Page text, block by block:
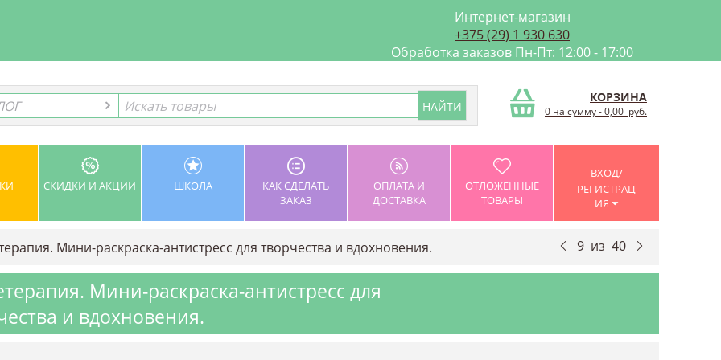
Интернет-магазин
+375 (29) 1 930 630
Обработка заказов Пн-Пт: 12:00 - 17:00
КОРЗИНА
0 на сумму-0,00 руб.
СКИДКИ И АКЦИИ ШКОЛА
КАК СДЕЛАТЬ
ЗАКАЗ
ОПЛАТА И
ДОСТАВКА
ОТЛОЖЕННЫЕ
ТОВАРЫ
ВХОД/
РЕГИСТРАЦ
ИЯ
Мини-раскраска-антистресс для творчества и вдохновения. 9 из 40
Мини-раскраска-антистресс для
и вдохновения.